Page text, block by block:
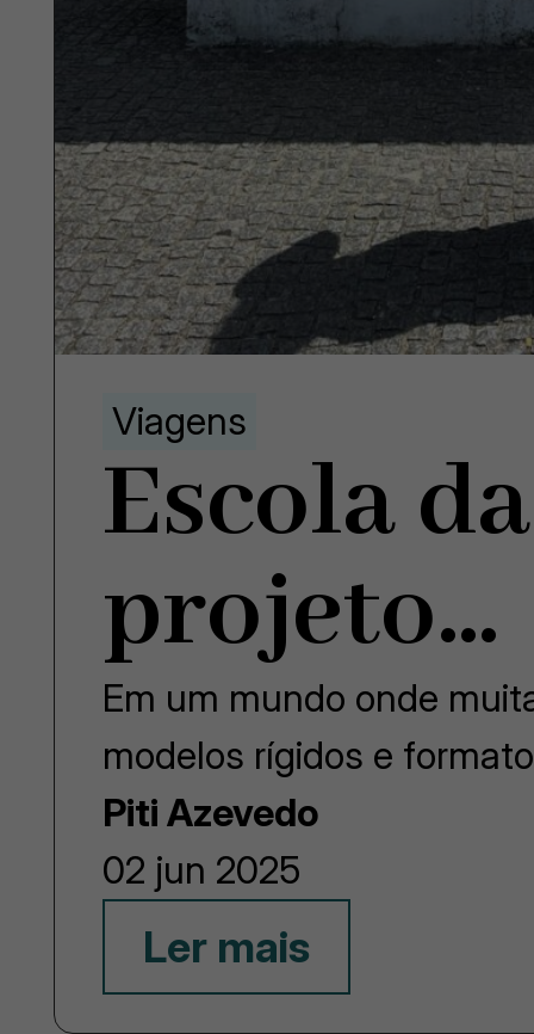
Viagens
Escola
projeto…
Em um mundo onde
modelos rígidos e
Piti Azevedo
02 jun 2025
Ler mais